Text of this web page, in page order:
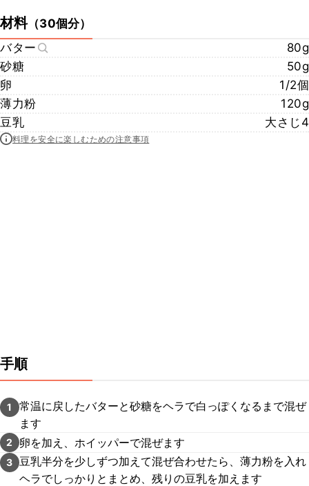
材料（30個分）
バター
80g
砂糖
50g
卵
1/2個
薄力粉
120g
豆乳
大さじ4
料理を安全に楽しむための注意事項
手順
1
常温に戻したバターと砂糖をヘラで白っぽくなるまで混ぜ
ます
2 卵を加え、ホイッパーで混ぜます
3 豆乳半分を少しずつ加えて混ぜ合わせたら、薄力粉を入れ
ヘラでしっかりとまとめ、残りの豆乳を加えます